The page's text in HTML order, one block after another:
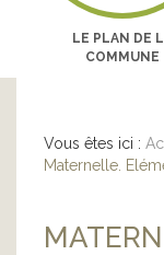
LE PLAN DE
COMMUNE
Vous êtes ici :
Maternelle.